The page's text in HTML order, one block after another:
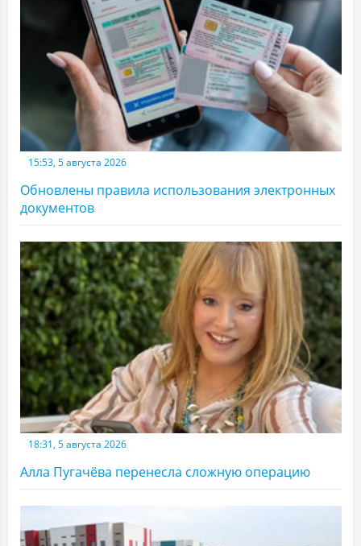
15:53, 5 августа 2026
Обновлены правила использования электронных
документов
18:31, 5 августа 2026
Алла Пугачёва перенесла сложную операцию